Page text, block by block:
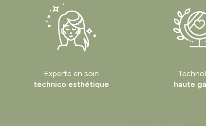
Experte en soin
technico esthétique
haute